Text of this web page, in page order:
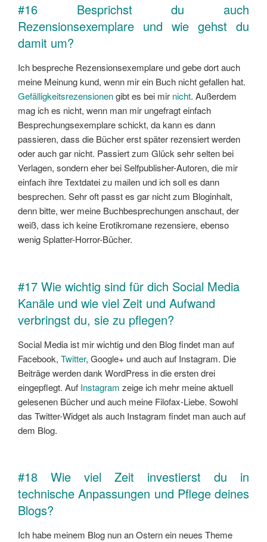
#16 Besprichst du auch
Rezensionsexemplare und wie gehst du
damit um?
Ich bespreche Rezensionsexemplare und gebe dort auch
meine Meinung kund, wenn mir ein Buch nicht gefallen hat.
Gefälligkeitsrezensionengibt es bei mir nicht. Außerdem
mag ich es nicht, wenn man mir ungefragt einfach
Besprechungsexemplare schickt, da kann es dann
passieren, dass die Bücher erst später rezensiert werden
oder auch gar nicht. Passiert zum Glück sehr selten bei
Verlagen, sondern eher bei Selfpublisher-Autoren, die mir
einfach ihre Textdatei zu mailen und ich soll es dann
besprechen. Sehr oft passt es gar nicht zum Bloginhalt,
denn bitte, wer meine Buchbesprechungen anschaut, der
weiß, dass ich keine Erotikromane rezensiere, ebenso
wenig Splatter-Horror-Bücher.
#17 Wie wichtig sind für dich Social Media
Kanäle und wie viel Zeit und Aufwand
verbringst du, sie zu pflegen?
Social Media ist mir wichtig und den Blog findet man auf
Facebook, Twitter, Google+ und auch auf Instagram. Die
Beiträge werden dank WordPress in die ersten drei
eingepflegt. Auf Instagram zeige ich mehr meine aktuell
gelesenen Bücher und auch meine Filofax-Liebe. Sowohl
das Twitter-Widget als auch Instagram findet man auch auf
dem Blog.
#18 Wie viel Zeit investierst du in
technische Anpassungen und Pflege deines
Blogs?
Ich habe meinem Blog nun an Ostern ein neues Theme